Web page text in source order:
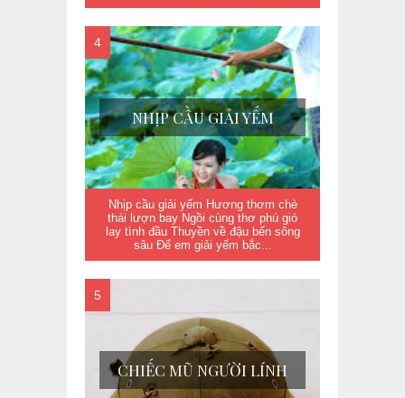
NHỊP CẦU GIẢI YẾM
Nhịp cầu giải yếm Hương thơm chè
thái lượn bay Ngồi cùng thơ phú gió
lay tình đầu Thuyền về đậu bến sông
sâu Để em giải yếm bắc...
CHIẾC MŨ NGƯỜI LÍNH